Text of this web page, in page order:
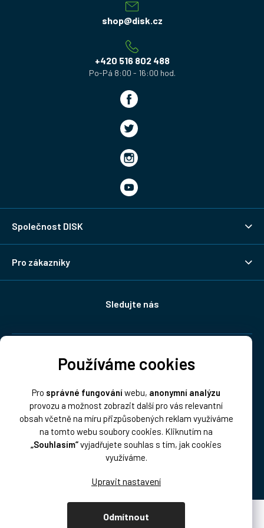
Používáme cookies
Pro správné fungováníwebu, anonymní analýzu
provozu a možnost zobrazit další pro vás relevantní
obsah včetně na míru přizpůsobených reklam využíváme
na tomto webu soubory cookies. Kliknutím na
„Souhlasím“vyjadřujete souhlas s tím, jak cookies
využíváme.
Odmítnout
shop@disk.cz
+420 516 802 488
Společnost DISK
Pro zákazníky
Sledujte nás
Platba:
Vytvořil Shoptet Premium